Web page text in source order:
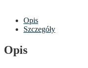
Opis
Szczegóły
Opis